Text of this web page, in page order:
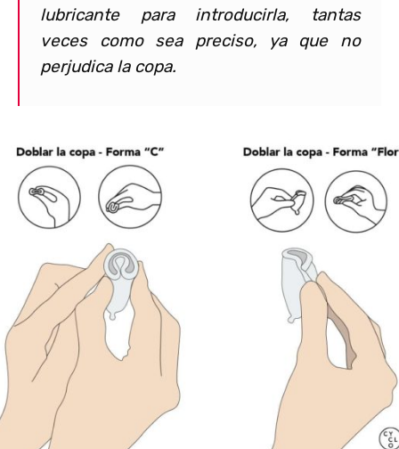
lubricante para introducirla, tantas
veces como sea preciso, ya que no
perjudica la copa.